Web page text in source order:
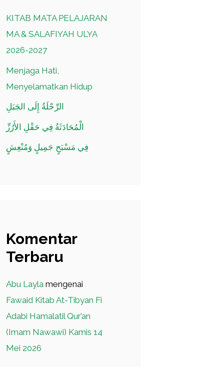
KITAB MATA PELAJARAN
MA & SALAFIYAH ULYA
2026-2027
Menjaga Hati,
Menyelamatkan Hidup
الرِّحْلَةُ إِلَى الجَبَلِ
الْمُحَادَثَةُ فِي حَقْلِ الأَرُزِّ
فِي مَسْبَحٍ جَمِيلٍ وَمُنْعِشٍ
Komentar
Terbaru
Abu Layla mengenai
Fawaid Kitab At-Tibyan Fi
Adabi Hamalatil Qur’an
(Imam Nawawi) Kamis 14
Mei 2026